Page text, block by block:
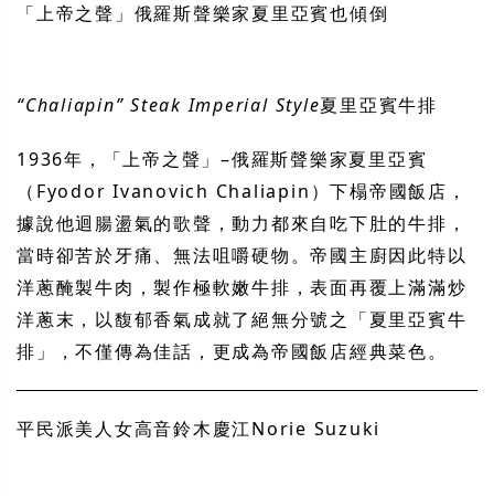
「上帝之聲」俄羅斯聲樂家夏里亞賓也傾倒
“Chaliapin” Steak Imperial Style夏里亞賓牛排
1936年，「上帝之聲」–俄羅斯聲樂家夏里亞賓
（ Fyodor Ivanovich Chaliapin）下榻帝國飯店，
據說他迴腸盪氣的歌聲，動力都來自吃下肚的牛排，
當時卻苦於牙痛、無法咀嚼硬物。帝國主廚因此特以
洋蔥醃製牛肉，製作極軟嫩牛排，表面再覆上滿滿炒
洋蔥末，以馥郁香氣成就了絕無分號之「夏里亞賓牛
排」，不僅傳為佳話，更成為帝國飯店經典菜色。
平民派美人女高音鈴木慶江Norie Suzuki